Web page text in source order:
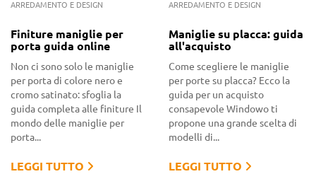
ARREDAMENTO E DESIGN
Finiture maniglie per
porta guida online
Non ci sono solo le maniglie
per porta di colore nero e
cromo satinato: sfoglia la
guida completa alle finiture Il
mondo delle maniglie per
porta...
LEGGI TUTTO
ARREDAMENTO E DESIGN
Maniglie su placca: guida
all'acquisto
Come scegliere le maniglie
per porte su placca? Ecco la
guida per un acquisto
consapevole Windowo ti
propone una grande scelta di
modelli di...
LEGGI TUTTO